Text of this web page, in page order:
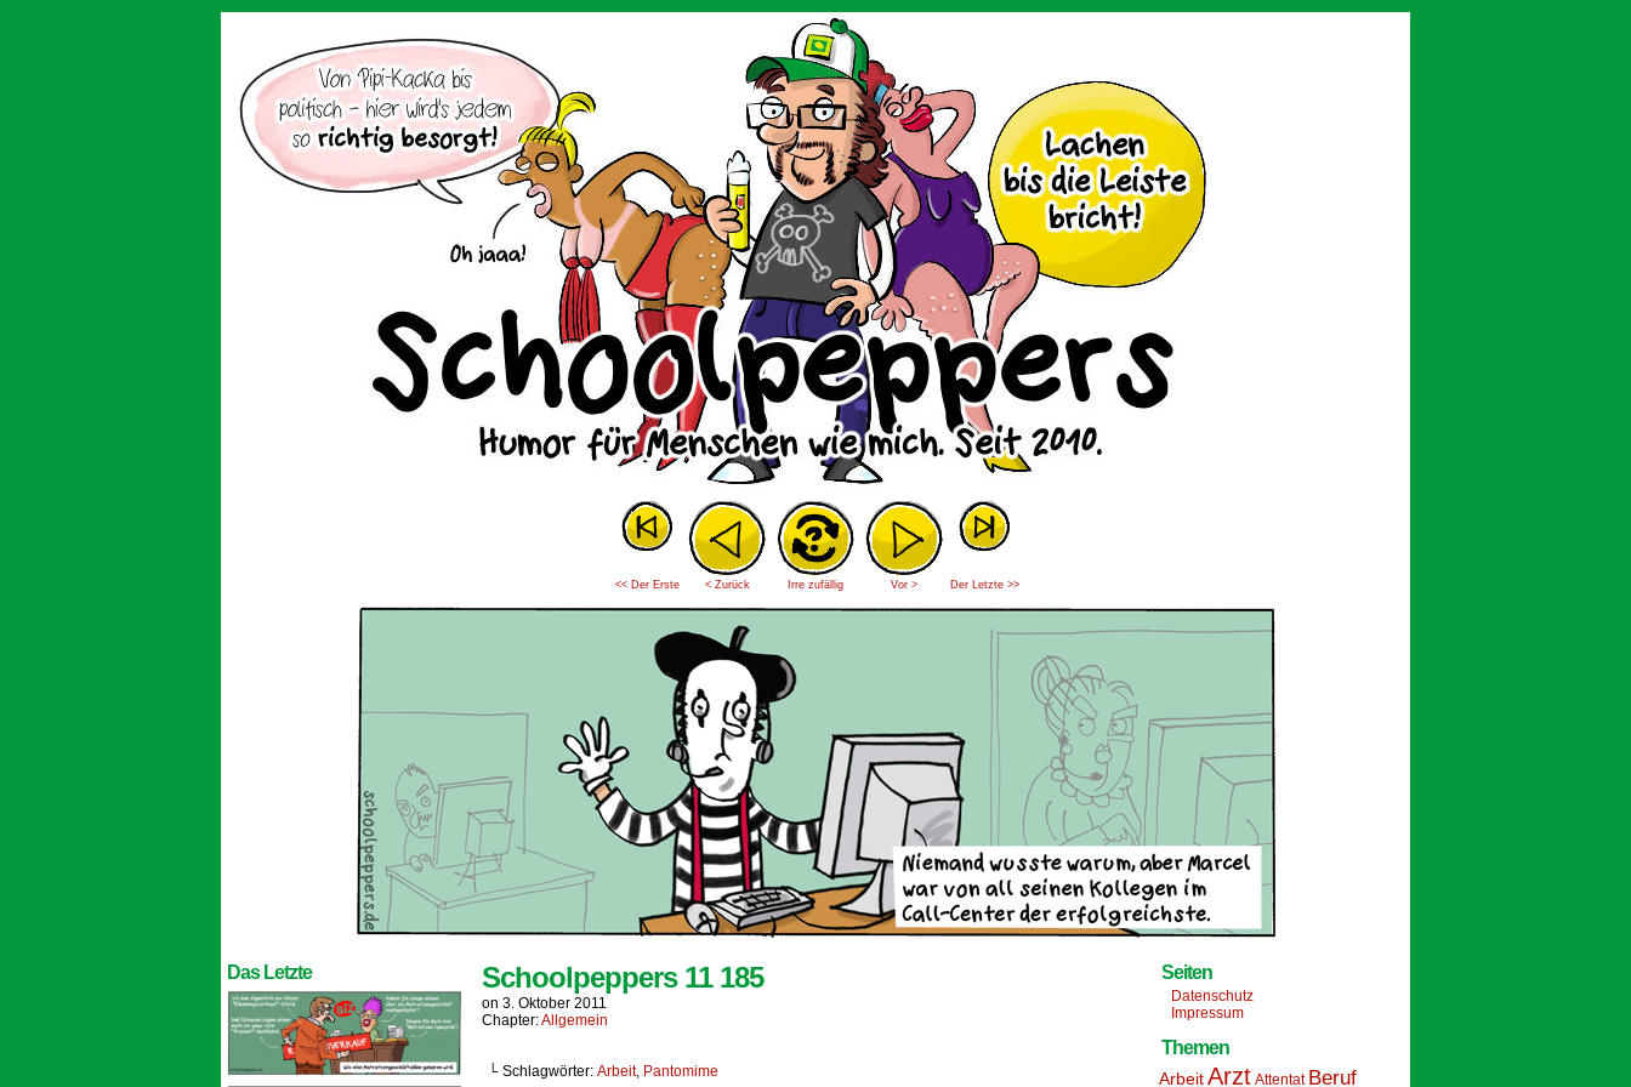
<< Der Erste < Zurück Irre zufällig Vor > Der Letzte >>
Das Letzte Schoolpeppers 11 185
on 3. Oktober 2011
Chapter:Allgemein
└ Schlagwörter: Arbeit, Pantomime
Seiten
Datenschutz
Impressum
Themen
ArbeitArzt Attentat Beruf